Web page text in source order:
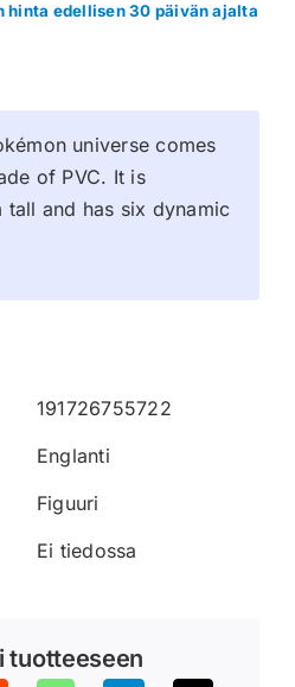
hinta edellisen 30 päivän ajalta
universe comes
of PVC. It is
and has six dynamic
191726755722
Englanti
Figuuri
Ei tiedossa
tuotteeseen